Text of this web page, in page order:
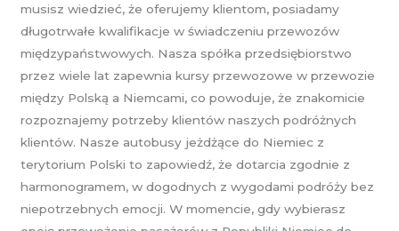
musisz wiedzieć, że oferujemy klientom, posiadamy
długotrwałe kwalifikacje w świadczeniu przewozów
międzypaństwowych. Nasza spółka przedsiębiorstwo
przez wiele lat zapewnia kursy przewozowe w przewozie
między Polską a Niemcami, co powoduje, że znakomicie
rozpoznajemy potrzeby klientów naszych podróżnych
klientów. Nasze autobusy jeżdżące do Niemiec z
terytorium Polski to zapowiedź, że dotarcia zgodnie z
harmonogramem, w dogodnych z wygodami podróży bez
niepotrzebnych emocji. W momencie, gdy wybierasz